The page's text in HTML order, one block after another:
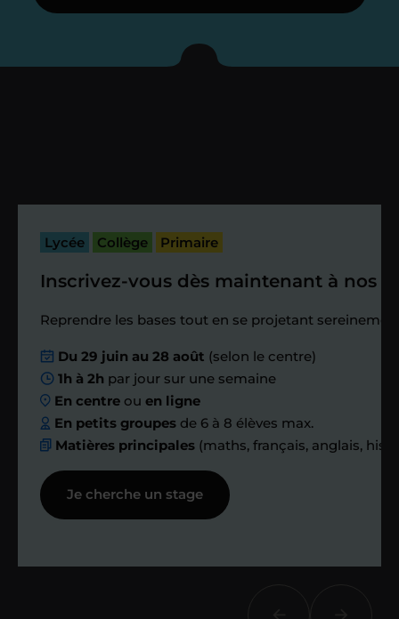
Je vous présente votre
enseignant sous 72
passé.
Étape 4
Nous planifions
ensemble des
échanges réguliers
Afin de suivre le travail et les progrès
réalisés, votre enseignant et moi-
même vous proposons des points et
Lycée Collège Primaire
Inscrivez-vous dès maintenant à nos
Reprendre les bases tout en se projetant
Du 29 juin au 28 août (selon le centre)
1h à 2h par jour sur une semaine
En centre ouen ligne
En petits groupes de 6 à 8 élèves max.
Matières principales (maths, français, anglais,
Je cherche un stage